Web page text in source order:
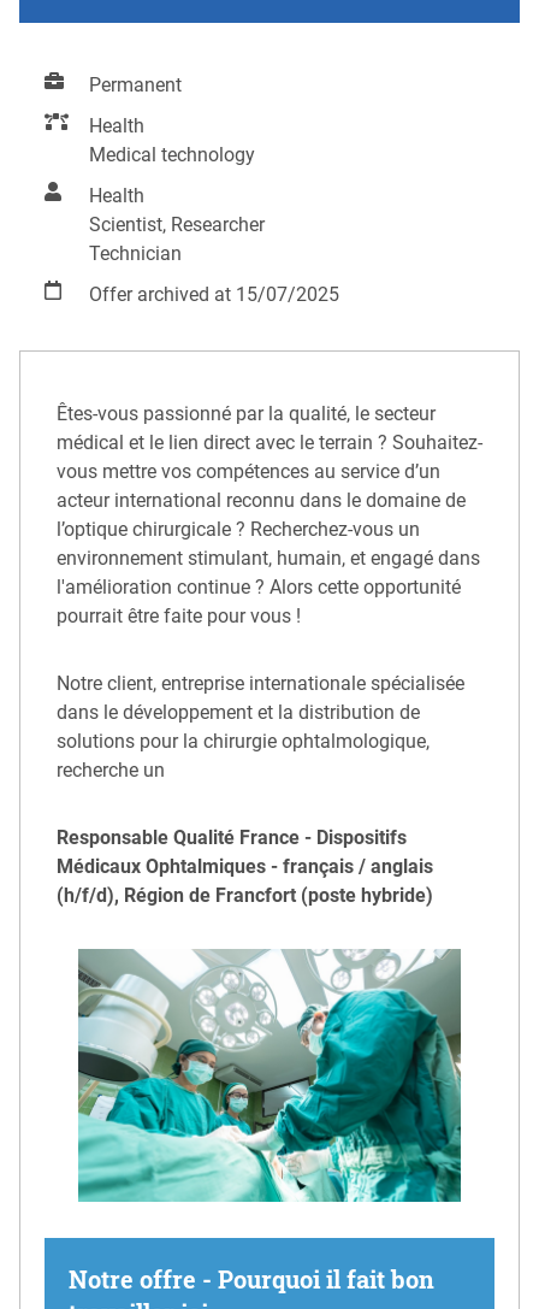
Permanent
Health
Medical technology
Health
Scientist, Researcher
Technician
Offer archived at 15/07/2025
Êtes-vous passionné par la qualité, le secteur
médical et le lien direct avec le terrain ? Souhaitez-
vous mettre vos compétences au service d’un
acteur international reconnu dans le domaine de
l’optique chirurgicale ? Recherchez-vous un
environnement stimulant, humain, et engagé dans
l'amélioration continue ? Alors cette opportunité
pourrait être faite pour vous !
Notre client, entreprise internationale spécialisée
dans le développement et la distribution de
solutions pour la chirurgie ophtalmologique,
recherche un
Responsable Qualité France - Dispositifs
Médicaux Ophtalmiques - français / anglais
(h/f/d), Région de Francfort (poste hybride)
Notre offre - Pourquoi il fait bon